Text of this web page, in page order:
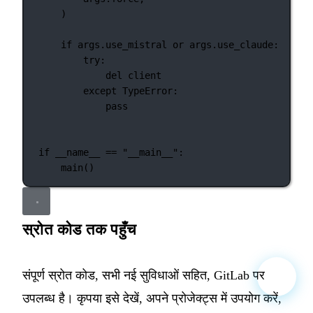
)
if args.use_mistral or args.use_claude:
try:
del
client
except TypeError:
pass
if __name__ == "__main__" :
main()
स्रोत कोड तक पहुँच
संपूर्ण स्रोत कोड, सभी नई सुविधाओं सहित, GitLab पर
उपलब्ध है। कृपया इसे देखें, अपने प्रोजेक्ट्स में उपयोग करें,